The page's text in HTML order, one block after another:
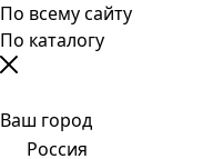
По всему сайту
По каталогу
Ваш город
Россия